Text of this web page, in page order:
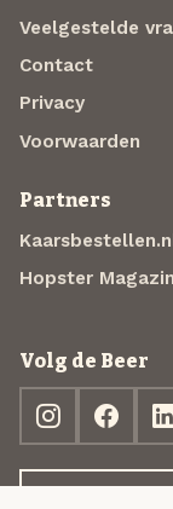
Veelgestelde
Contact
Privacy
Voorwaarden
Partners
Hopster
Volg de Beer